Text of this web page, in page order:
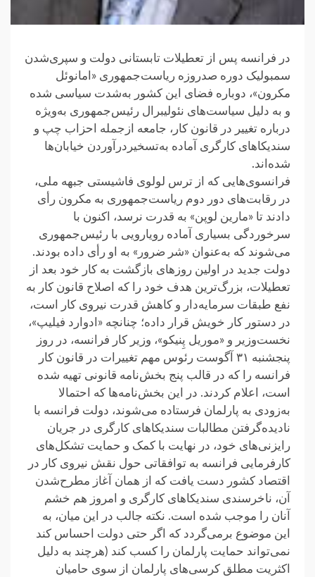
در فرانسه پس از تعطیلات تابستانی دولت و سپری‌شدن
سمبولیک دوره صدروزه ریاست‌جمهوری «امانوئل
مکرون»، دوباره فضای این کشور به‌شدت سیاسی شده
و به دلیل سیاست‌های نئولیبرال رئیس‌جمهوری به‌ویژه
درباره تغییر در قانون کار، جامعه ازجمله احزاب چپ و
سندیکاهای کارگری آماده به‌تسخیر‌درآوردن خیابان‌ها
شده‌اند.
فرانسوی‌هایی که از ترس لولوی فاشیستی جبهه ملی،
در رقابت‌های دور دوم ریاست‌جمهوری به مکرون رأی
دادند تا «مارین لوپن» به قدرت نرسد، ‌اکنون با
سرخوردگی بسیاری آماده رویارویی با رئیس‌جمهوری
می‌شوند که به‌عنوان «شر ضرور» به او رأی داده بودند.
دولت جدید در اولین روزهای بازگشت به کار خود بعد از
تعطیلات، بزرگ‌ترین هدف خود را که اصلاح قانون کار به
نفع طبقات سرمایه‌دار و کاهش قدرت نیروی کار است،
در دستور کار خویش قرار داده؛ چنانچه «ادوارد فیلیپ»،
نخست‌وزیر و «موریل پِنیکو»، وزیر کار فرانسه، در روز
پنجشنبه ۳١ آگوست رئوس مهم تغییرات در قانون کار
فرانسه را که در قالب پنج بخش‌نامه قانونی تهیه شده
است، اعلام کردند. در این بخش‌نامه‌ها که احتمالا
به‌زودی به پارلمان فرستاده می‌شوند، دولت فرانسه با
نادیده‌گرفتن مطالبات سندیکاهای کارگری در جریان
رایزنی‌های خود، در نهایت با کمک و حمایت تشکل‌های
کارفرمایی فرانسه به توافقاتی حول نقش نیروی کار در
اقتصاد کشور دست یافت که از همان آغاز مطرح‌شدن
آن، ناخرسندی سندیکاهای کارگری و امروز هم خشم
آنان را موجب شده است. نکته جالب در این میان، به
این موضوع برمی‌گردد که اگر حتی دولت احساس کند
نمی‌تواند حمایت پارلمان را کسب کند (هرچند به دلیل
اکثریت مطلق کرسی‌های پارلمان از سوی حامیان